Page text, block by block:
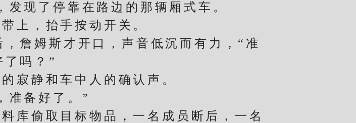
现了停靠在路边的那辆厢式车。
，抬手按动开关。
姆斯才开口，声音低沉而有力，“准
了吗？”
静和车中人的确认声。
备好了。”
偷取目标物品，一名成员断后，一名